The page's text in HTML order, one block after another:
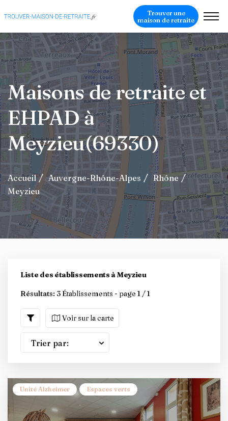
Trouver une
maison de retraite
Maisons de retraite et
EHPAD à
Meyzieu(69330)
Accueil Auvergne-Rhône-Alpes
Rhône
Meyzieu
Liste des établissements à Meyzieu
Résultats: 3 Établissements - page 1 / 1
Voir sur la carte
Trier par:
Unité Alzheimer Espaces verts